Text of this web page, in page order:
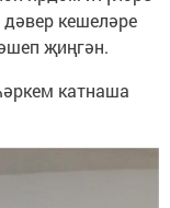
кешеләре
җиңгән.
катнаша